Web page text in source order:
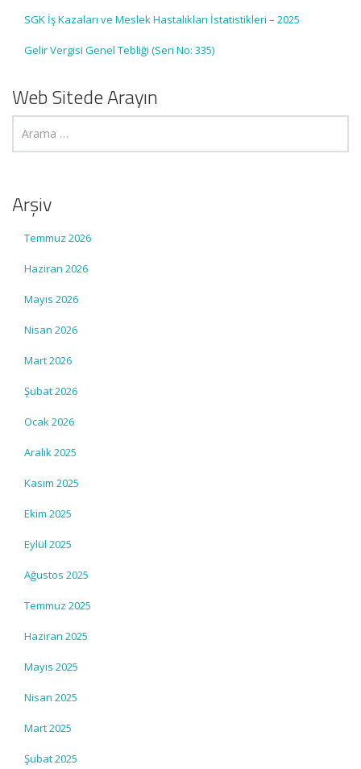
SGK İş Kazaları ve Meslek Hastalıkları İstatistikleri – 2025
Gelir Vergisi Genel Tebliği (Seri No: 335)
Web Sitede Arayın
Arşiv
Temmuz 2026
Haziran 2026
Mayıs 2026
Nisan 2026
Mart 2026
Şubat 2026
Ocak 2026
Aralık 2025
Kasım 2025
Ekim 2025
Eylül 2025
Ağustos 2025
Temmuz 2025
Haziran 2025
Mayıs 2025
Nisan 2025
Mart 2025
Şubat 2025